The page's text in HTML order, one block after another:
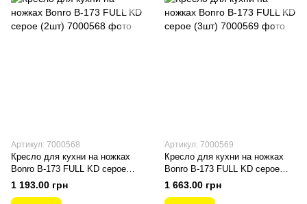
Артикул: 7000568
Кресло для кухни на ножках
Bonro В-173 FULL KD серое
(2шт)
1 193.00 грн
Артикул: 7000569
Кресло для кухни на ножках
Bonro В-173 FULL KD серое
(3шт)
1 663.00 грн